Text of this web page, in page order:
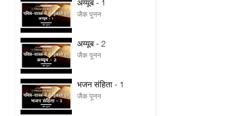
अय्यूब - 1
जैक पूनन
अय्यूब - 2
जैक पूनन
भजन संहिता - 1
जैक पूनन